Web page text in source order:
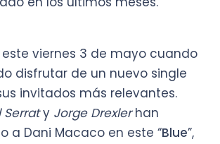
este viernes 3 de mayo cuando
disfrutar de un nuevo single
invitados más relevantes.
Serraty Jorge Drexlerhan
a Dani Macaco en este “Blue”,